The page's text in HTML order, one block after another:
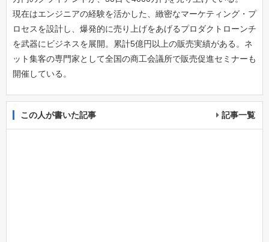
現在はエンジニアの経験を活かした、緻密なマーケティング・プ
ロセスを設計し、爆発的に売り上げをあげるプロダクトローンチ
を武器にビジネスを展開。累計5億円以上の販売実績がある。ネ
ット集客の専門家として全国の商工会議所で販売促進セミナーも
開催している。
この人が書いた記事 記事一覧